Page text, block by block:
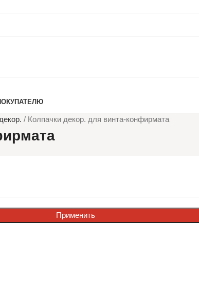
/ Колпачки декор. для винта-конфирмата
Применить